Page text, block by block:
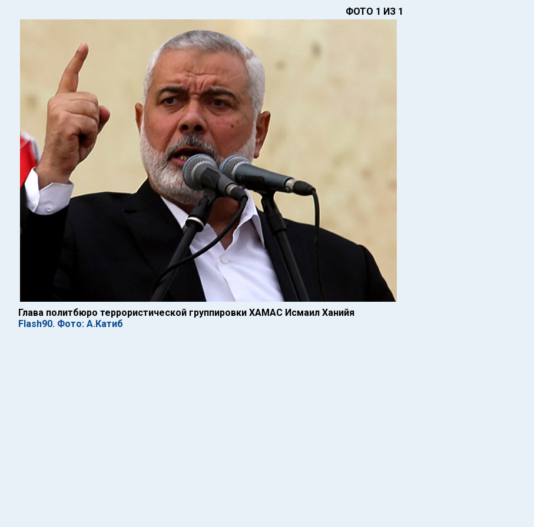
ФОТО 1 ИЗ 1
Глава политбюро террористической группировки ХАМАС Исмаил Ханийя
Flash90. Фото: А.Катиб